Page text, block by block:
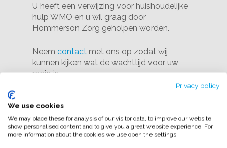
U heeft een verwijzing voor huishoudelijke
hulp WMO en u wil graag door
Hommerson Zorg geholpen worden.
Neemcontact met ons op zodat wij
kunnen kijken wat de wachttijd voor uw
regio is.
Contact met Hommerson Zorg Laag
Soeren
Home
Over ons
Werkwijze en
Wachttijden
Huishoudelijke
WMO
Gemeenten
Gemeente Renkum
Privacy policy
We use cookies
We may place these for analysis of our visitor data, to improve our website,
show personalised content and to give you a great website experience. For
more information about the cookies we use open the settings.